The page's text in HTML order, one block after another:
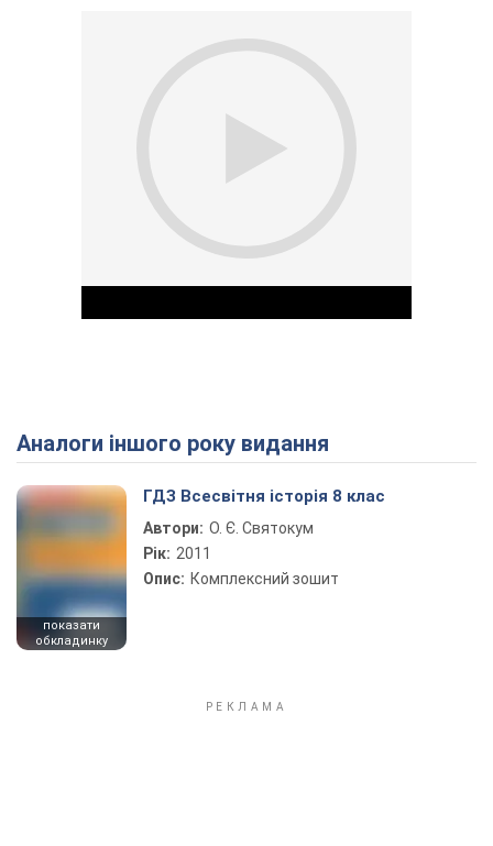
Play Video
Аналоги іншого року видання
показати
обкладинку
ГДЗ Всесвітня історія 8 клас
Автори: О. Є. Святокум
Рік: 2011
Опис: Комплексний зошит